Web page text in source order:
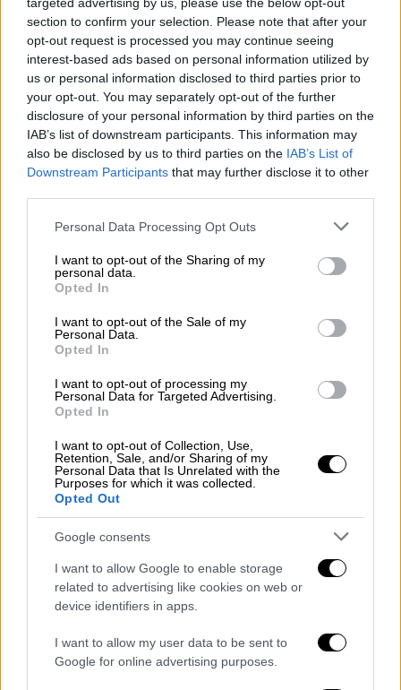
section to confirm your selection. Please note that after your
opt-out request is processed you may continue seeing
interest-based ads based on personal information utilized by
us or personal information disclosed to third parties prior to
your opt-out. You may separately opt-out of the further
disclosure of your personal information by third parties on the
IAB’s list of downstream participants. This information may
also be disclosed by us to third parties on the IAB’s List of
Downstream Participants that may further disclose it to other
Please note that this website/app uses one or more Google
not limited to your visit or usage behaviour. You may click to
grant or deny consent to Google and its third-party tags to
use your data for below specified purposes in below Google
consent section.
Personal Data Processing Opt Outs
I want to opt-out of the Sharing of my
personal data.
Opted In
I want to opt-out of the Sale of my
Personal Data.
Opted In
I want to opt-out of processing my
Personal Data for Targeted Advertising.
Opted In
I want to opt-out of Collection, Use,
Retention, Sale, and/or Sharing of my
Personal Data that Is Unrelated with the
Purposes for which it was collected.
Opted Out
Google consents
I want to allow Google to enable storage
related to advertising like cookies on web or
device identifiers in apps.
I want to allow my user data to be sent to
Google for online advertising purposes.
της Φλόριντα.
Η ιστορία είναι εντελώς διαφορετική, µε
την κυριαρχία του µύθου να είναι µέρος της
άτυπης συµφωνίας Κένεντι – Χρουστσόφ,
για να διευκολυνθεί ο πρώτος στην
επικοινωνιακή διαχείριση της κρίσης. Η
Σοβιετική Ενωση αποδέχθηκε να αποσύρει
τους πυραύλους µέσου βεληνεκούς από την
αποδέχεται να αποσύρει αντίστοιχους
αµερικανικούς πυραύλους που είχαν
αναπτυχθεί στην Τουρκία, τη µόνη χώρα του
σύνορα µε την ΕΣΣ∆.
Πρωταγωνιστές της συµφωνίας
ΗΠΑ - Ρωσίας ήταν ο Κένεντι και
ένας κύκλος στενών συνεργατών
του, µε καθοριστικό τον ρόλο του
Ρόµπερτ Κένεντι, αδελφού του
προέδρου και υπουργού
∆ικαιοσύνης, µε αλλά λόγια θεσµικά
απολύτως αναρµόδιου για παρόµοια
διαπραγµάτευση
Στην άτυπη συµφωνία κυρίων, στην οποία ο
Λευκός Οίκος είχε περιθώριο έξι µηνών να
αποσύρει τους πυραύλους από την Τουρκία,